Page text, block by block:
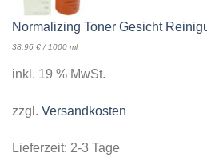
Normalizing Toner Gesicht
38,96 € / 1000 ml
inkl. 19 % MwSt.
zzgl. Versandkosten
Lieferzeit: 2-3 Tage